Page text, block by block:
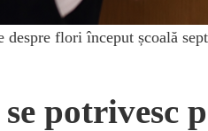
despre flori început școală
potrivesc